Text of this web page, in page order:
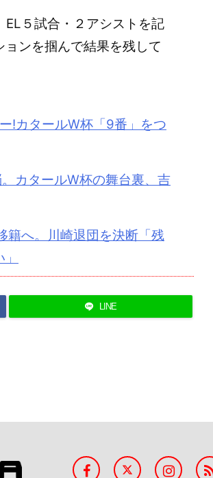
５試合・２アシストを記
ンを掴んで結果を残して
!カタールW杯「9番」をつ
カタールW杯の舞台裏、吉
籍へ。川崎退団を決断「残
LINE